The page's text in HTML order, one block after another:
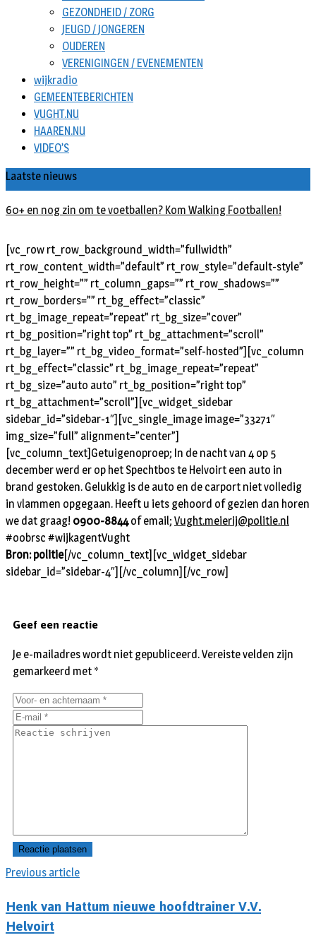
GEZONDHEID / ZORG
JEUGD / JONGEREN
OUDEREN
VERENIGINGEN / EVENEMENTEN
wijkradio
GEMEENTEBERICHTEN
VUGHT.NU
HAAREN.NU
VIDEO’S
Laatste nieuws
60+ en nog zin om te voetballen? Kom Walking Footballen!
[vc_row rt_row_background_width=”fullwidth”
rt_row_content_width=”default” rt_row_style=”default-style”
rt_row_height=”” rt_column_gaps=”” rt_row_shadows=””
rt_row_borders=”” rt_bg_effect=”classic”
rt_bg_image_repeat=”repeat” rt_bg_size=”cover”
rt_bg_position=”right top” rt_bg_attachment=”scroll”
rt_bg_layer=”” rt_bg_video_format=”self-hosted”][vc_column
rt_bg_effect=”classic” rt_bg_image_repeat=”repeat”
rt_bg_size=”auto auto” rt_bg_position=”right top”
rt_bg_attachment=”scroll”][vc_widget_sidebar
sidebar_id=”sidebar-1″][vc_single_image image=”33271″
img_size=”full” alignment=”center”]
[vc_column_text] Getuigenoproep; In de nacht van 4 op 5
december werd er op het Spechtbos te Helvoirt een auto in
brand gestoken. Gelukkig is de auto en de carport niet volledig
in vlammen opgegaan. Heeft u iets gehoord of gezien dan horen
we dat graag! 0900-8844of email; Vught.meierij@politie.nl
#oobrsc #wijkagentVught
Bron: politie[/vc_column_text][vc_widget_sidebar
sidebar_id=”sidebar-4″][/vc_column][/vc_row]
Previous article
Henk van Hattum nieuwe hoofdtrainer V.V.
Helvoirt
Geef een reactie
Je e-mailadres wordt niet gepubliceerd.Vereiste velden zijn
gemarkeerd met *